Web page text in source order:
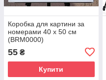
Коробка для картини за
номерами 40 х 50 см
(BRM0000)
55 ₴
Купити